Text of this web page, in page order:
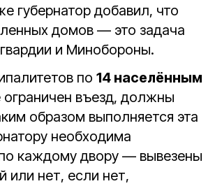
губернатор добавил, что
домов — это задача
и Минобороны.
по 14 населённым
ограничен въезд, должны
образом выполняется эта
необходима
каждому двору — вывезены
или нет, если нет,